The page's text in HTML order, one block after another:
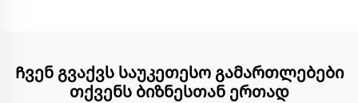
Ჩვენ გვაქვს საუკეთესო გამართლებები
თქვენს ბიზნესთან ერთად